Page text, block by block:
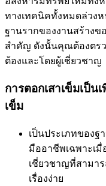
ทางเทคนิคทั้งหมดล่วง
ฐานรากของงานสร้าง
สำคัญ ดังนั้นคุณต้องตรว
ต้องและโดยผู้เชี่ยวชาญ
การตอกเสาเข็มเป็น
เข็ม
เป็นประเภทของ
มืออาชีพเฉพาะเ
เชี่ยวชาญที่สามา
เรื่องง่าย